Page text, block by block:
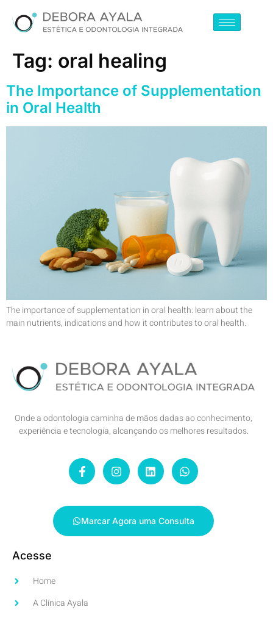
Tag: oral healing
The Importance of Supplementation
in Oral Health
The importance of supplementation in oral health: learn about the
main nutrients, indications and how it contributes to oral health.
Onde a odontologia caminha de mãos dadas ao conhecimento,
experiência e tecnologia, alcançando os melhores resultados.
Marcar Agora uma Consulta
Acesse
Home
A Clínica Ayala